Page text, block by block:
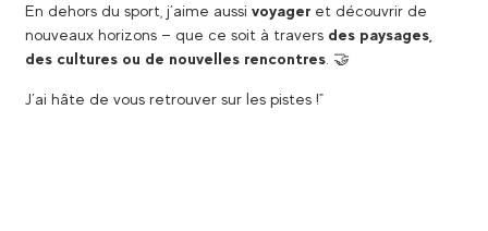
En dehors du sport, j’aime aussi voyager et découvrir de
nouveaux horizons — que ce soit à travers des paysages,
des cultures ou de nouvelles rencontres . ​🤝​
J’ai hâte de vous retrouver sur les pistes !"